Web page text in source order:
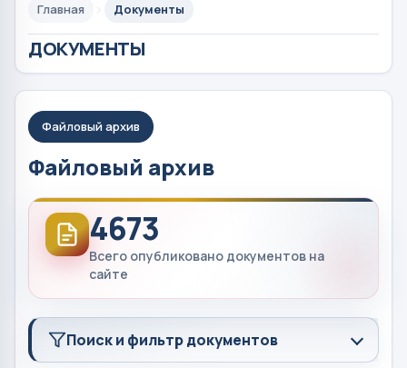
Главная Документы
ДОКУМЕНТЫ
Файловый архив
Файловый архив
4673
Всего опубликовано документов на
сайте
Поиск и фильтр документов